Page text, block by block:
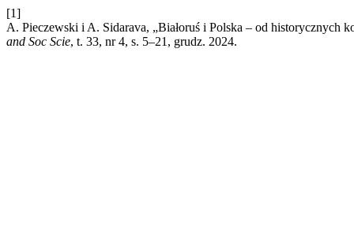
[1]
A. Pieczewski i A. Sidarava, „Białoruś i Polska – od historycznych
and Soc Scie, t. 33, nr 4, s. 5–21, grudz. 2024.